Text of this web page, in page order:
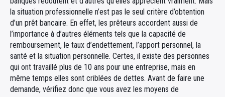
la situation professionnelle n’est pas le seul critère d’obtention
d’un prêt bancaire. En effet, les prêteurs accordent aussi de
l’importance à d’autres éléments tels que la capacité de
remboursement, le taux d’endettement, l’apport personnel, la
santé et la situation personnelle. Certes, il existe des personnes
qui ont travaillé plus de 10 ans pour une entreprise, mais en
même temps elles sont criblées de dettes. Avant de faire une
demande, vérifiez donc que vous avez les moyens de